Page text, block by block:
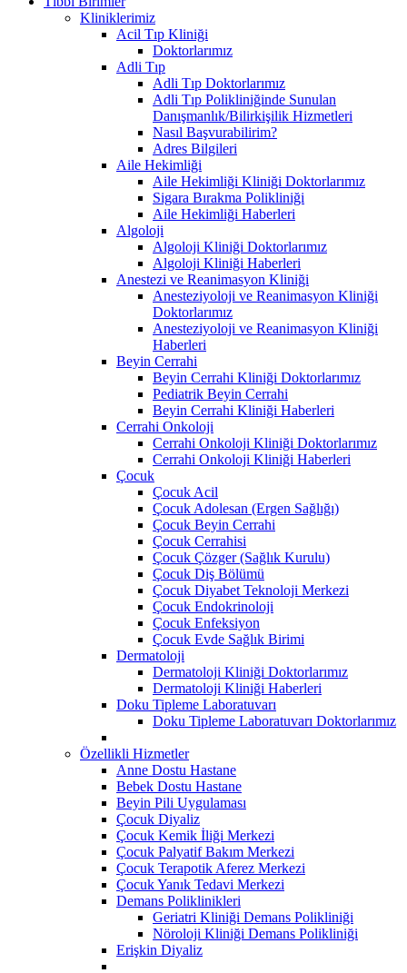
Kliniklerimiz
Acil Tıp Kliniği
Doktorlarımız
Adli Tıp
Adli Tıp Doktorlarımız
Adli Tıp Polikliniğinde Sunulan
Danışmanlık/Bilirkişilik Hizmetleri
Nasıl Başvurabilirim?
Adres Bilgileri
Aile Hekimliği
Aile Hekimliği Kliniği Doktorlarımız
Sigara Bırakma Polikliniği
Aile Hekimliği Haberleri
Algoloji
Algoloji Kliniği Doktorlarımız
Algoloji Kliniği Haberleri
Anestezi ve Reanimasyon Kliniği
Anesteziyoloji ve Reanimasyon Kliniği
Doktorlarımız
Anesteziyoloji ve Reanimasyon Kliniği
Haberleri
Beyin Cerrahi
Beyin Cerrahi Kliniği Doktorlarımız
Pediatrik Beyin Cerrahi
Beyin Cerrahi Kliniği Haberleri
Cerrahi Onkoloji
Cerrahi Onkoloji Kliniği Doktorlarımız
Cerrahi Onkoloji Kliniği Haberleri
Çocuk
Çocuk Acil
Çocuk Adolesan (Ergen Sağlığı)
Çocuk Beyin Cerrahi
Çocuk Cerrahisi
Çocuk Çözger (Sağlık Kurulu)
Çocuk Diş Bölümü
Çocuk Diyabet Teknoloji Merkezi
Çocuk Endokrinoloji
Çocuk Enfeksiyon
Çocuk Evde Sağlık Birimi
Dermatoloji
Dermatoloji Kliniği Doktorlarımız
Dermatoloji Kliniği Haberleri
Doku Tipleme Laboratuvarı
Doku Tipleme Laboratuvarı Doktorlarımız
Özellikli Hizmetler
Anne Dostu Hastane
Bebek Dostu Hastane
Beyin Pili Uygulaması
Çocuk Diyaliz
Çocuk Kemik İliği Merkezi
Çocuk Palyatif Bakım Merkezi
Çocuk Terapotik Aferez Merkezi
Çocuk Yanık Tedavi Merkezi
Demans Poliklinikleri
Geriatri Kliniği Demans Polikliniği
Nöroloji Kliniği Demans Polikliniği
Erişkin Diyaliz